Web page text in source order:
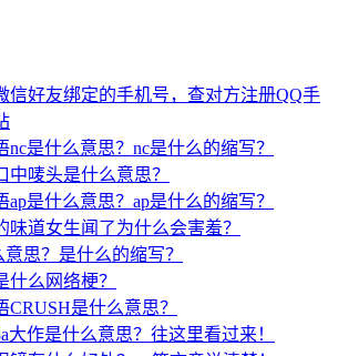
信好友绑定的手机号，查对方注册QQ手
nc是什么意思？nc是什么的缩写？
中唛头是什么意思？
ap是什么意思？ap是什么的缩写？
味道女生闻了为什么会害羞？
思？是什么的缩写？
什么网络梗？
CRUSH是什么意思？
大作是什么意思？往这里看过来！